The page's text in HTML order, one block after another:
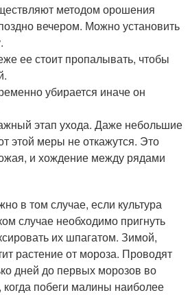
методом орошения
вечером. Можно установить
ее стоит пропалывать, чтобы
убирается иначе он
этап ухода. Даже небольшие
этой меры не откажутся. Это
и хождение между рядами
в том случае, если культура
случае необходимо пригнуть
их шпагатом. Зимой,
растение от мороза. Проводят
дней до первых морозов во
побеги малины наиболее